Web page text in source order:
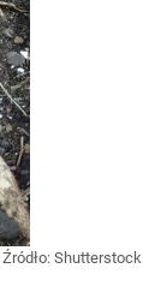
Źródło: Shutterstock